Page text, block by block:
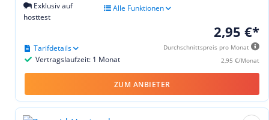
Exklusiv auf
hosttest
Alle Funktionen
2,95 €*
Durchschnittspreis pro Monat
2,95 €/Monat
Vertragslaufzeit: 1 Monat
Tarifdetails
ZUM ANBIETER